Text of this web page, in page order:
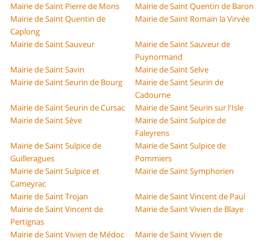
Mairie de Saint Pierre de Mons
Mairie de Saint Quentin de Baron
Mairie de Saint Quentin de
Caplong
Mairie de Saint Romain la Virvée
Mairie de Saint Sauveur
Mairie de Saint Sauveur de
Puynormand
Mairie de Saint Savin
Mairie de Saint Selve
Mairie de Saint Seurin de Bourg
Mairie de Saint Seurin de
Cadourne
Mairie de Saint Seurin de Cursac
Mairie de Saint Seurin sur l'Isle
Mairie de Saint Sève
Mairie de Saint Sulpice de
Faleyrens
Mairie de Saint Sulpice de
Guilleragues
Mairie de Saint Sulpice de
Pommiers
Mairie de Saint Sulpice et
Cameyrac
Mairie de Saint Symphorien
Mairie de Saint Trojan
Mairie de Saint Vincent de Paul
Mairie de Saint Vincent de
Pertignas
Mairie de Saint Vivien de Blaye
Mairie de Saint Vivien de Médoc
Mairie de Saint Vivien de